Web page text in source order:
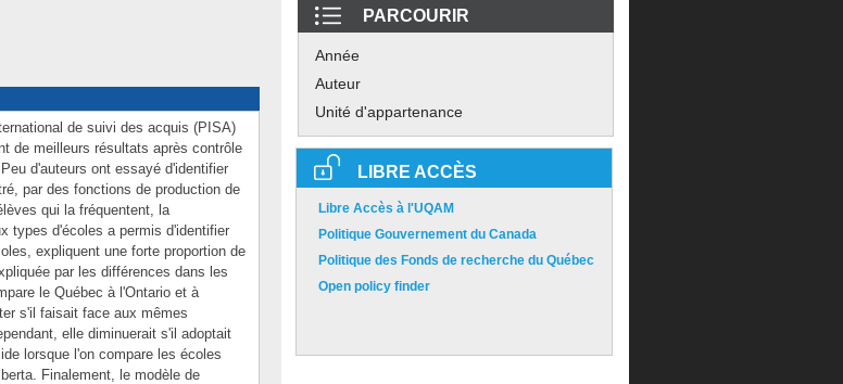
de suivi des acquis (PISA)
de meilleurs résultats après contrôle
d'auteurs ont essayé d'identifier
par des fonctions de production de
qui la fréquentent, la
types d'écoles a permis d'identifier
expliquent une forte proportion de
par les différences dans les
le Québec à l'Ontario et à
s'il faisait face aux mêmes
elle diminuerait s'il adoptait
lorsque l'on compare les écoles
Finalement, le modèle de
PARCOURIR
Année
Auteur
Unité d'appartenance
LIBRE ACCÈS
Libre Accès à l'UQAM
Politique Gouvernement du Canada
Politique des Fonds de recherche du Québec
Open policy finder